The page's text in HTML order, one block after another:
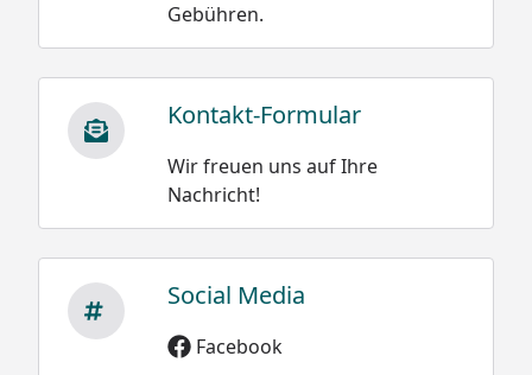
Gebühren.
Kontakt-Formular
Wir freuen uns auf Ihre
Nachricht!
Social Media
Facebook